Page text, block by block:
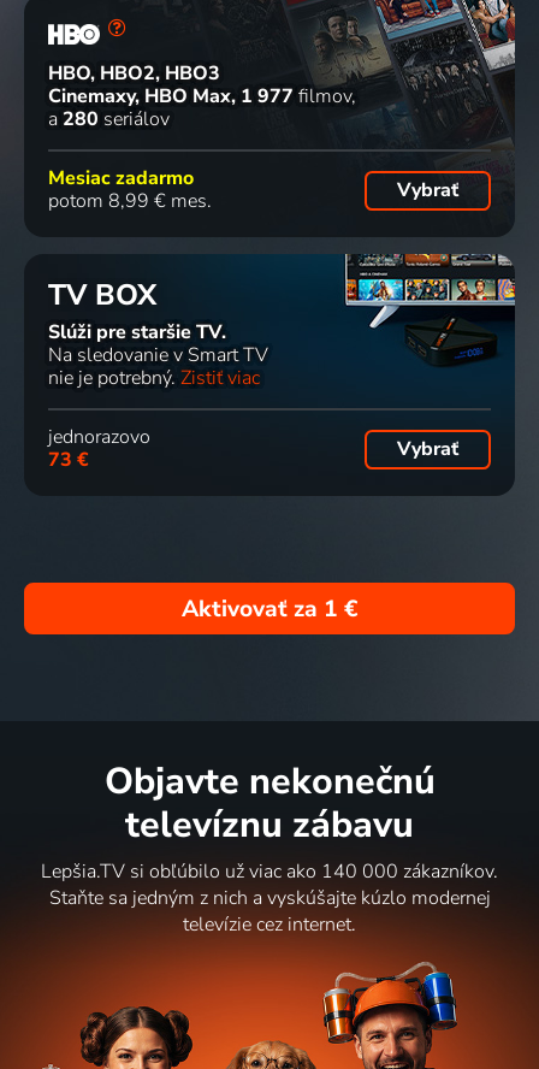
HBO, HBO2, HBO3
Cinemaxy, HBO Max 1 977 filmov
a 280 seriálov
Mesiac zadarmo
potom 8,99 € mes.
Vybrať
TV BOX
Slúži pre staršie TV.
Na sledovanie v Smart TV
nie je potrebný. Zistiť viac
jednorazovo
73 €
Vybrať
Aktivovať za 1 €
Objavte nekonečnú
televíznu zábavu
Lepšia.TV si obľúbilo už viac ako 140 000 zákazníkov.
Staňte sa jedným z nich a vyskúšajte kúzlo modernej
televízie cez internet.